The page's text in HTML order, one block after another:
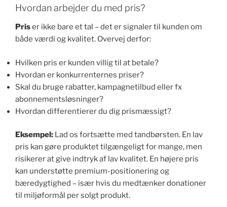
Hvordan arbejder du med pris?
Priser ikke bare et tal – det er signaler til kunden om
både værdi og kvalitet. Overvej derfor:
Hvilken pris er kunden villig til at betale?
Hvordan er konkurrenternes priser?
Skal du bruge rabatter, kampagnetilbud eller fx
abonnementsløsninger?
Hvordan differentierer du dig prismæssigt?
Eksempel: Lad os fortsætte med tandbørsten. En lav
pris kan gøre produktet tilgængeligt for mange, men
risikerer at give indtryk af lav kvalitet. En højere pris
kan understøtte premium-positionering og
bæredygtighed – især hvis du medtænker donationer
til miljøformål per solgt produkt.